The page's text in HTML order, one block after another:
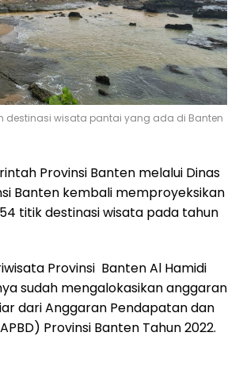
destinasi wisata pantai yang ada di Banten
Provinsi Banten melalui Dinas
Banten kembali memproyeksikan
titik destinasi wisata pada tahun
Provinsi Banten Al Hamidi
sudah mengalokasikan anggaran
dari Anggaran Pendapatan dan
Provinsi Banten Tahun 2022.